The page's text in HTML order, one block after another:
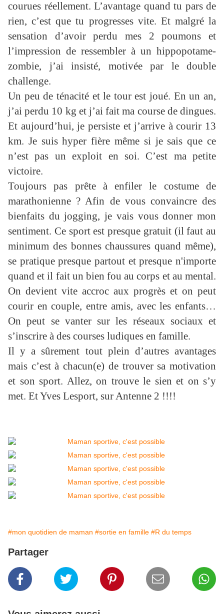
courues réellement. L’avantage quand tu pars de
rien, c’est que tu progresses vite. Et malgré la
sensation d’avoir perdu mes 2 poumons et
l’impression de ressembler à un hippopotame-
zombie, j’ai insisté, motivée par le double
challenge.
Un peu de ténacité et le tour est joué. En un an,
j’ai perdu 10 kg et j’ai fait ma course de dingues.
Et aujourd’hui, je persiste et j’arrive à courir 13
km. Je suis hyper fière même si je sais que ce
n’est pas un exploit en soi. C’est ma petite
victoire.
Toujours pas prête à enfiler le costume de
marathonienne ? Afin de vous convaincre des
bienfaits du jogging, je vais vous donner mon
sentiment. Ce sport est presque gratuit (il faut au
minimum des bonnes chaussures quand même),
se pratique presque partout et presque n'importe
quand et il fait un bien fou au corps et au mental.
On devient vite accroc aux progrès et on peut
courir en couple, entre amis, avec les enfants…
On peut se vanter sur les réseaux sociaux et
s’inscrire à des courses ludiques en famille.
Il y a sûrement tout plein d’autres avantages
mais c’est à chacun(e) de trouver sa motivation
et son sport. Allez, on trouve le sien et on s’y
met. Et Yves Lesport, sur Antenne 2 !!!!
#mon quotidien de maman #sortie en famille #R du temps
Partager